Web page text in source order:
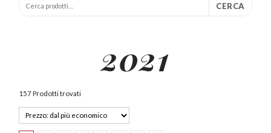
CERCA
2021
157 Prodotti trovati